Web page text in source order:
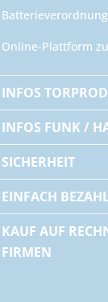
Batterieverordnung
Online-Plattform
INFOS
INFOS FUNK /
SICHERHEIT
EINFACH
KAUF AUF
FIRMEN